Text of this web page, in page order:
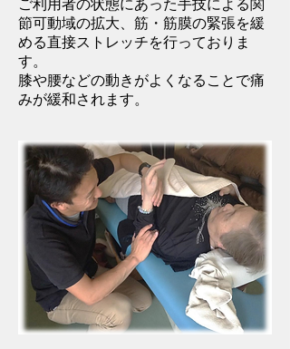
ご利用者の状態にあった手技による関
節可動域の拡大、筋・筋膜の緊張を緩
める直接ストレッチを行っておりま
す。
​膝や腰などの動きがよくなることで痛
みが緩和されます。